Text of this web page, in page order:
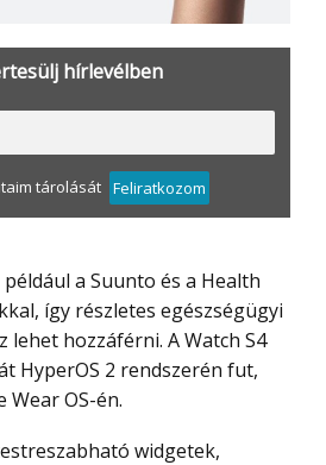
hírlevélben
tárolását Feliratkozom
így részletes egészségügyi
lehet hozzáférni. A Watch S4
HyperOS 2 rendszerén fut,
Wear OS-én.